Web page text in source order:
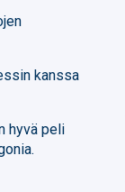
kanssa
hyvä peli